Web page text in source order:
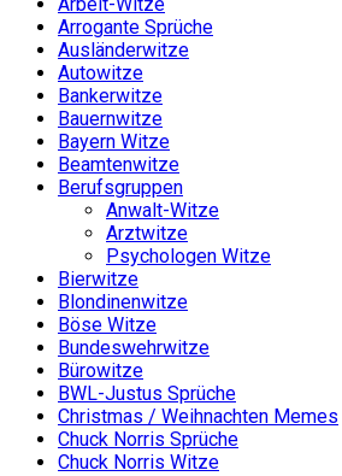
Arrogante Sprüche
Ausländerwitze
Autowitze
Bankerwitze
Bauernwitze
Bayern Witze
Beamtenwitze
Berufsgruppen
Anwalt-Witze
Arztwitze
Psychologen Witze
Bierwitze
Blondinenwitze
Böse Witze
Bundeswehrwitze
Bürowitze
BWL-Justus Sprüche
Christmas / Weihnachten Memes
Chuck Norris Sprüche
Chuck Norris Witze